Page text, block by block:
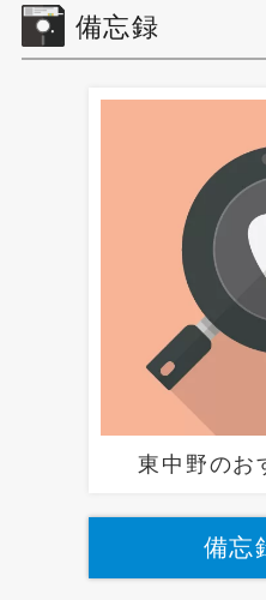
備忘録
東中野のお
備忘